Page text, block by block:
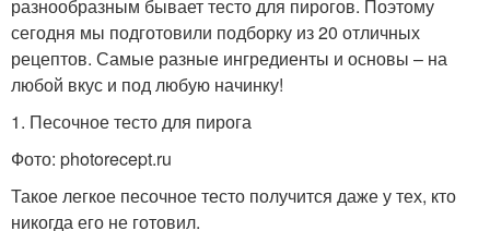
Сдобное тесто
разнообразным бывает тесто для пирогов. Поэтому
сегодня мы подготовили подборку из 20 отличных
рецептов. Самые разные ингредиенты и основы – на
любой вкус и под любую начинку!
1. Песочное тесто для пирога
Фото: photorecept.ru
Такое легкое песочное тесто получится даже у тех, кто
никогда его не готовил.